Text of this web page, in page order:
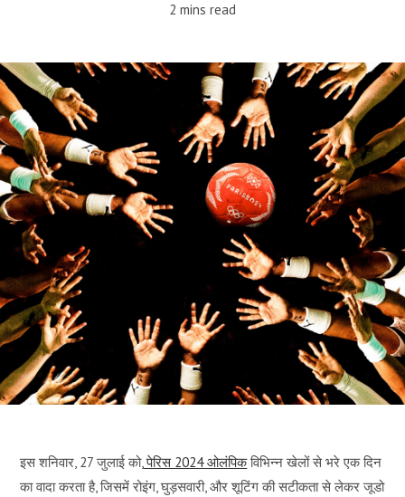
2 mins read
इस शनिवार, 27 जुलाई को,पेरिस 2024 ओलंपिकविभिन्न खेलों से भरे एक दिन
का वादा करता है, जिसमें रोइंग, घुड़सवारी, और शूटिंग की सटीकता से लेकर जूडो